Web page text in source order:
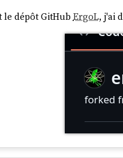
le dépôt GitHubErgoL, j'ai